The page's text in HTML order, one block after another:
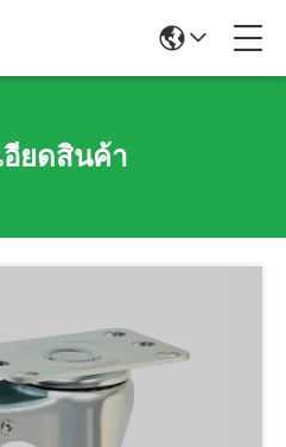
อียดสินค้า